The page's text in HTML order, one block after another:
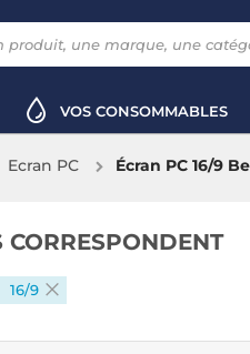
VOS CONSOMMABLES
Ecran PC Écran PC 16/9
16/9